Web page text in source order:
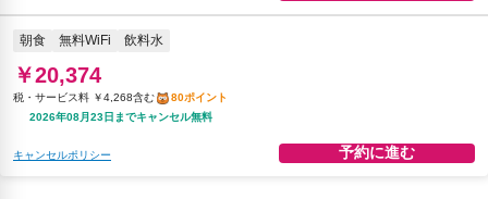
朝食 無料WiFi 飲料水
￥20,374
税・サービス料 ￥4,268含む
80ポイント
2026年08月23日までキャンセル無料
キャンセルポリシー 予約に進む